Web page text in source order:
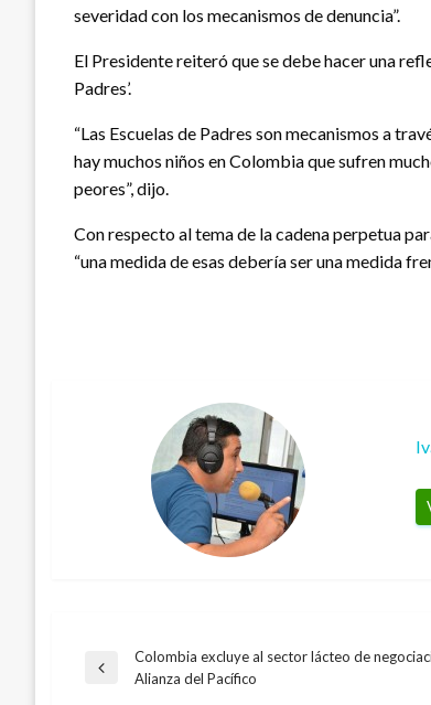
severidad con los mecanismos de denuncia”.
El Presidente reiteró que se debe hacer una
Padres’.
“Las Escuelas de Padres son mecanismos a
hay muchos niños en Colombia que sufren
peores”, dijo.
Con respecto al tema de la cadena perpetua
“una medida de esas debería ser una medida
Navegación
Entrada
Colombia excluye al sector lácteo de
Alianza del Pacífico